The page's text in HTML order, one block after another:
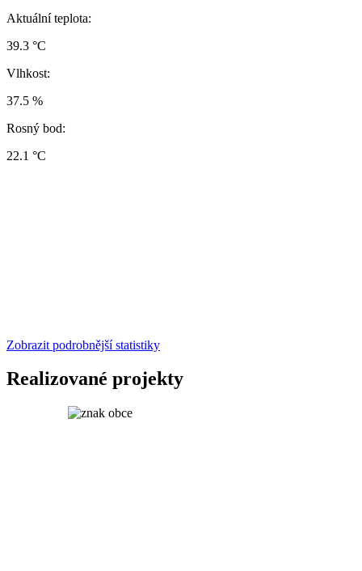
Aktuální teplota:
39.3 °C
Vlhkost:
37.5 %
Rosný bod:
22.1 °C
Zobrazit podrobnější statistiky
Realizované projekty